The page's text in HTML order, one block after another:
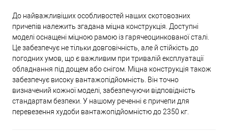
До найважливіших особливостей наших скотовозних
причепів належить згадана міцна конструкція. Доступні
моделі оснащені міцною рамою із гарячеоцинкованої сталі.
Це забезпечує не тільки довговічність, але й стійкість до
погодних умов, що є важливим при тривалій експлуатації
обладнання під дощем або снігом. Міцна конструкція також
забезпечує високу вантажопідйомність. Він точно
визначений кожної моделі, забезпечуючи відповідність
стандартам безпеки. У нашому реченні є причепи для
перевезення худоби вантажопідйомністю до 2350 кг.